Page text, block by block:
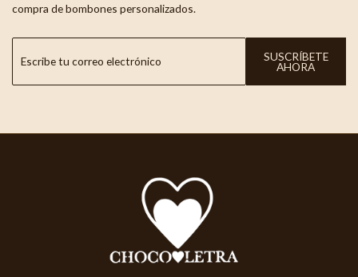
compra de bombones personalizados.
SUSCRÍBETE
AHORA